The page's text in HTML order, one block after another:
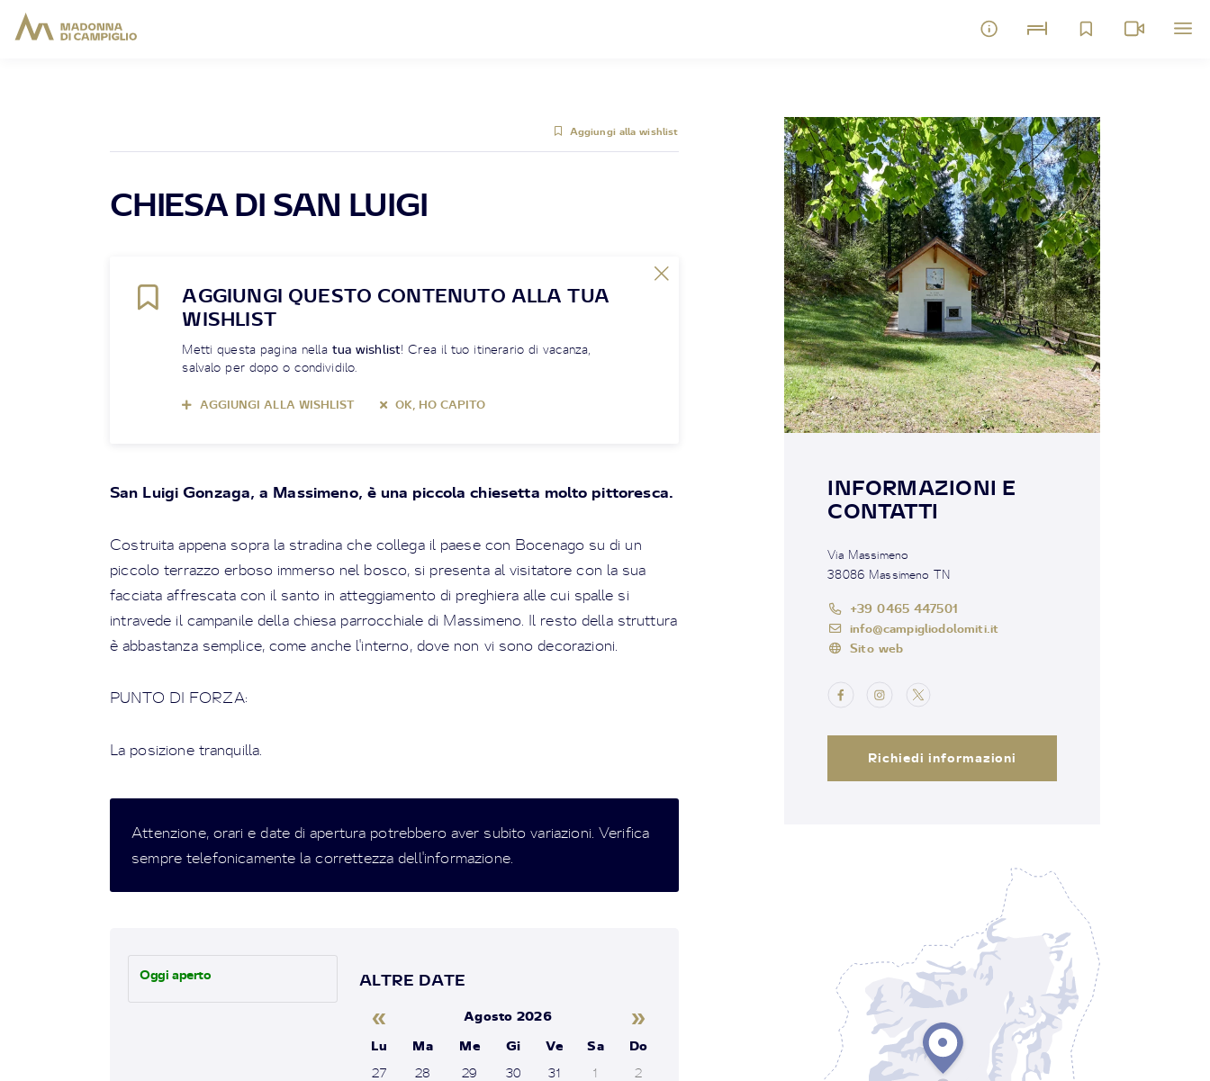
Aggiungi alla wishlist
CHIESA DI SAN LUIGI
AGGIUNGI QUESTO CONTENUTO ALLA TUA
WISHLIST
Metti questa pagina nella tua wishlist! Crea il tuo itinerario di vacanza,
salvalo per dopo o condividilo.
AGGIUNGI ALLA WISHLIST OK, HO CAPITO
San Luigi Gonzaga, a Massimeno, è una piccola chiesetta molto pittoresca.
Costruita appena sopra la stradina che collega il paese con Bocenago su di un
piccolo terrazzo erboso immerso nel bosco, si presenta al visitatore con la sua
facciata affrescata con il santo in atteggiamento di preghiera alle cui spalle si
intravede il campanile della chiesa parrocchiale di Massimeno. Il resto della struttura
è abbastanza semplice, come anche l'interno, dove non vi sono decorazioni.
PUNTO DI FORZA:
La posizione tranquilla.
Attenzione, orari e date di apertura potrebbero aver subito variazioni. Verifica
sempre telefonicamente la correttezza dell'informazione.
Oggi aperto ALTRE DATE
« Agosto 2026 »
Lu Ma Me Gi Ve Sa
Do
27
28 29 30 31 1
2
INFORMAZIONI E
CONTATTI
Via Massimeno
38086 Massimeno TN
+39 0465 447501
info@campigliodolomiti.it
Sito web
Richiedi informazioni